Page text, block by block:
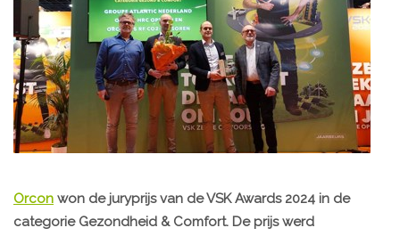
Orcon won de juryprijs van de VSK Awards 2024 in de
categorie Gezondheid & Comfort. De prijs werd